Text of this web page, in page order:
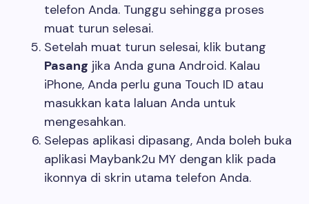
telefon Anda. Tunggu sehingga proses
muat turun selesai.
Setelah muat turun selesai, klik butang
Pasang jika Anda guna Android. Kalau
iPhone, Anda perlu guna Touch ID atau
masukkan kata laluan Anda untuk
mengesahkan.
Selepas aplikasi dipasang, Anda boleh buka
aplikasi Maybank2u MY dengan klik pada
ikonnya di skrin utama telefon Anda.